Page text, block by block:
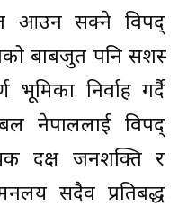
आउन सक्ने विपद्
बाबजुत पनि सशस्त्र
निर्वाह गर्दै
नेपाललाई विपद्
दक्ष जनशक्ति र
सदैव प्रतिबद्ध